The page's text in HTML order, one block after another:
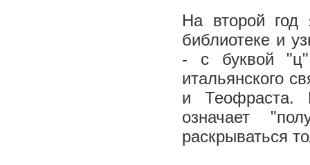
На второй
библиотеке и
- с буквой
итальянского
и Теофраста.
означает
раскрываться